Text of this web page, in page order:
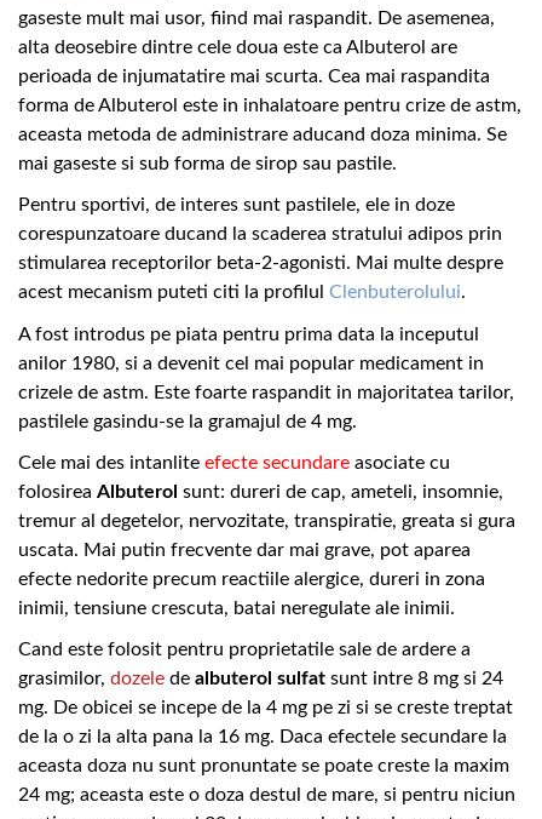
gaseste mult mai usor, fiind mai raspandit. De asemenea,
alta deosebire dintre cele doua este ca Albuterol are
perioada de injumatatire mai scurta. Cea mai raspandita
forma de Albuterol este in inhalatoare pentru crize de astm,
aceasta metoda de administrare aducand doza minima. Se
mai gaseste si sub forma de sirop sau pastile.
Pentru sportivi, de interes sunt pastilele, ele in doze
corespunzatoare ducand la scaderea stratului adipos prin
stimularea receptorilor beta-2-agonisti. Mai multe despre
acest mecanism puteti citi la profilul Clenbuterolului.
A fost introdus pe piata pentru prima data la inceputul
anilor 1980, si a devenit cel mai popular medicament in
crizele de astm. Este foarte raspandit in majoritatea tarilor,
pastilele gasindu-se la gramajul de 4 mg.
Cele mai des intanlite efecte secundare asociate cu
folosirea Albuterol sunt: dureri de cap, ameteli, insomnie,
tremur al degetelor, nervozitate, transpiratie, greata si gura
uscata. Mai putin frecvente dar mai grave, pot aparea
efecte nedorite precum reactiile alergice, dureri in zona
inimii, tensiune crescuta, batai neregulate ale inimii.
Cand este folosit pentru proprietatile sale de ardere a
grasimilor, dozele de albuterol sulfat sunt intre 8 mg si 24
mg. De obicei se incepe de la 4 mg pe zi si se creste treptat
de la o zi la alta pana la 16 mg. Daca efectele secundare la
aceasta doza nu sunt pronuntate se poate creste la maxim
24 mg; aceasta este o doza destul de mare, si pentru niciun